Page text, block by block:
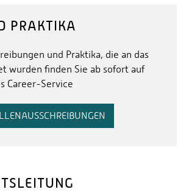
PRAKTIKA
und Praktika, die an das
wurden finden Sie ab sofort auf
Career-Service